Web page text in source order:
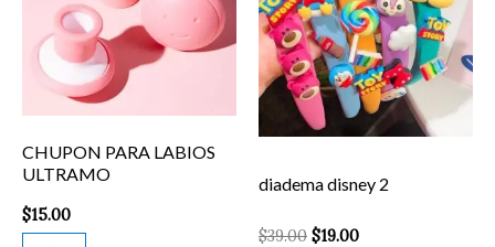
CHUPON PARA LABIOS
ULTRAMO
$15.00
ULTRAMO
cantidad
diadema disney 2
$39.00 $19.00